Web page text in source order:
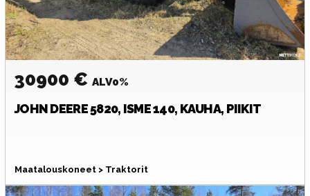
30900 € ALV0%
JOHN DEERE5820, ISME 140, KAUHA, PIIKIT
Maatalouskoneet > Traktorit